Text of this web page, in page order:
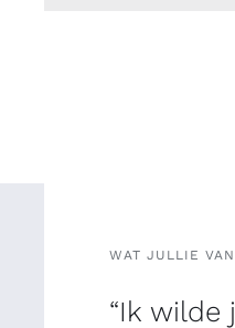
WAT JULLIE
“Ik wilde